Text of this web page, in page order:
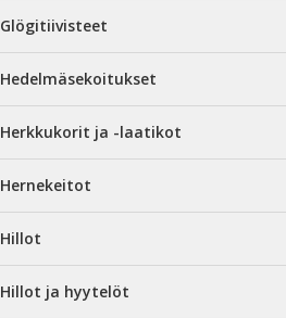
Glögitiivisteet
Hedelmäsekoitukset
Herkkukorit ja -laatikot
Hernekeitot
Hillot
Hillot ja hyytelöt